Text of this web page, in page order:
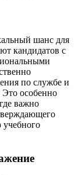
шанс для
кандидатов с
по службе и
особенно
важно
учебного